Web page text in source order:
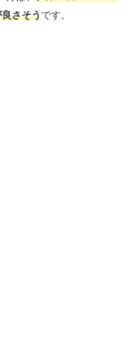
さそうです。